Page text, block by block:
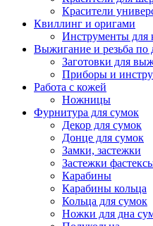
Красители
Квиллинг и оригами
Инструменты для
Выжигание и резьба по
Заготовки для
Приборы и
Работа с кожей
Ножницы
Фурнитура для сумок
Декор для сумок
Донце для сумок
Замки, застежки
Застежки
Карабины
Карабины кольца
Кольца для сумок
Ножки для дна